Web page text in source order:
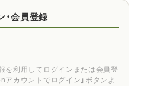
・会員登録
利用してログインまたは会員登
アカウントでログイン」ボタンよ